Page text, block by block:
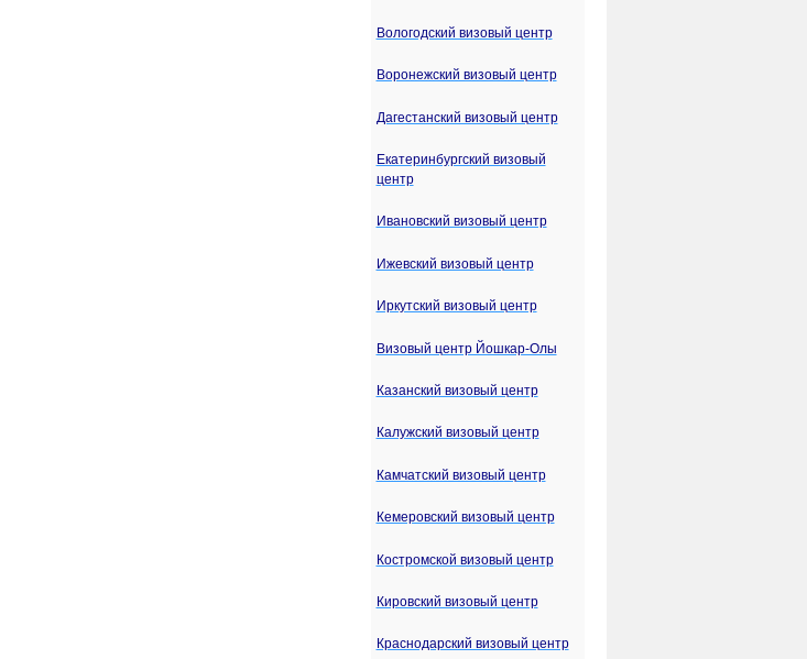
Вологодский визовый центр
Воронежский визовый центр
Дагестанский визовый центр
Екатеринбургский визовый
центр
Ивановский визовый центр
Ижевский визовый центр
Иркутский визовый центр
Визовый центр Йошкар-Олы
Казанский визовый центр
Калужский визовый центр
Камчатский визовый центр
Кемеровский визовый центр
Костромской визовый центр
Кировский визовый центр
Краснодарский визовый центр